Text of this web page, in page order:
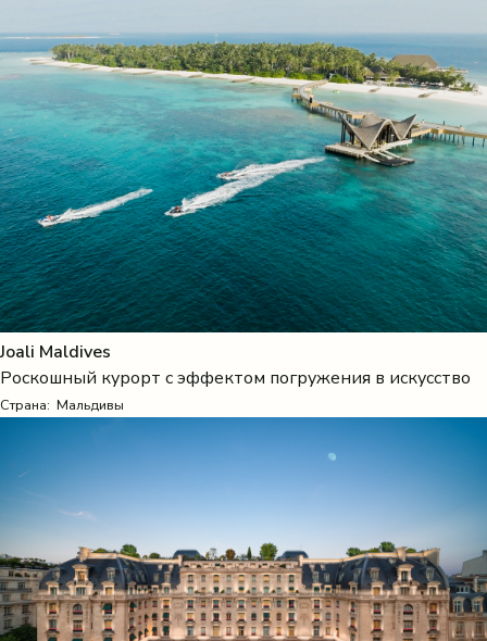
Joali Maldives
Роскошный курорт с эффектом погружения в искусство
Страна: Мальдивы